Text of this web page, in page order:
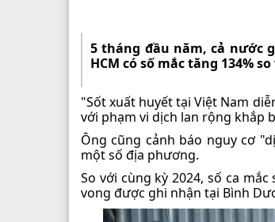
5 tháng đầu năm, cả nước
HCM có số mắc tăng 134%
"Sốt xuất huyết tại Việt Nam
với phạm vi dịch lan rộng khắp
Ông cũng cảnh báo nguy cơ
một số địa phương.
So với cùng kỳ 2024, số ca
vong được ghi nhận tại Bình